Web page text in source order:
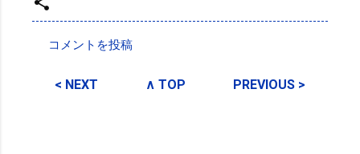
メ
コメントを投稿
< NEXT ∧ TOP PREVIOUS >